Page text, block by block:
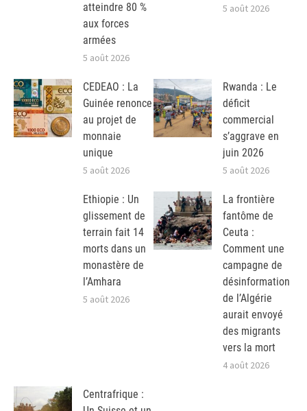
atteindre 80 %
aux forces
armées
5 août 2026
5 août 2026
CEDEAO : La
Guinée renonce
au projet de
monnaie
unique
5 août 2026
Rwanda : Le
déficit
commercial
s’aggrave en
juin 2026
5 août 2026
Ethiopie : Un
glissement de
terrain fait 14
morts dans un
monastère de
l’Amhara
5 août 2026
La frontière
fantôme de
Ceuta :
Comment une
campagne de
désinformation
de l’Algérie
aurait envoyé
des migrants
vers la mort
4 août 2026
Centrafrique :